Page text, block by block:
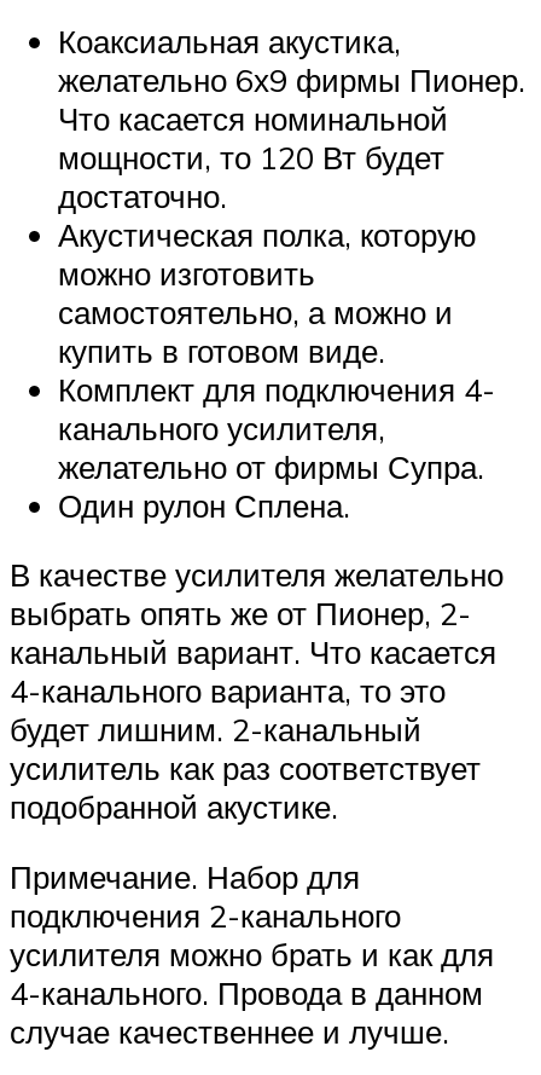
Коаксиальная акустика,
желательно 6х9 фирмы Пионер.
Что касается номинальной
мощности, то 120 Вт будет
достаточно.
Акустическая полка, которую
можно изготовить
самостоятельно, а можно и
купить в готовом виде.
Комплект для подключения 4-
канального усилителя,
желательно от фирмы Супра.
Один рулон Сплена.
В качестве усилителя желательно
выбрать опять же от Пионер, 2-
канальный вариант. Что касается
4-канального варианта, то это
будет лишним. 2-канальный
усилитель как раз соответствует
подобранной акустике.
Примечание. Набор для
подключения 2-канального
усилителя можно брать и как для
4-канального. Провода в данном
случае качественнее и лучше.